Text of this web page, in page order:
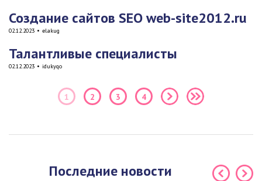
Создание сайтов SEO web-site2012.ru
02.12.2023 • elakug
Талантливые специалисты
02.12.2023 • idukyqo
1 2 3 4
Последние новости